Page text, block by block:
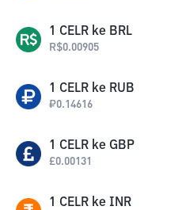
1 CELR ke BRL
R$0.00905
1 CELR ke RUB
₽0.14616
1 CELR ke GBP
£0.00131
1 CELR ke INR